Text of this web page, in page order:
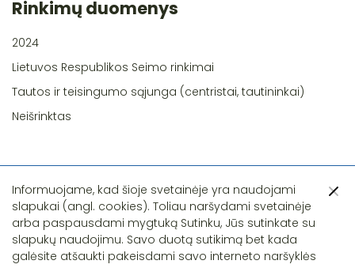
Rinkimų duomenys
2024
Lietuvos Respublikos Seimo rinkimai
Tautos ir teisingumo sąjunga (centristai, tautininkai)
Neišrinktas
Pastebėjote klaidą?
Informuojame, kad šioje svetainėje yra naudojami
slapukai (angl. cookies). Toliau naršydami svetainėje
arba paspausdami mygtuką Sutinku, Jūs sutinkate su
slapukų naudojimu. Savo duotą sutikimą bet kada
galėsite atšaukti pakeisdami savo interneto naršyklės